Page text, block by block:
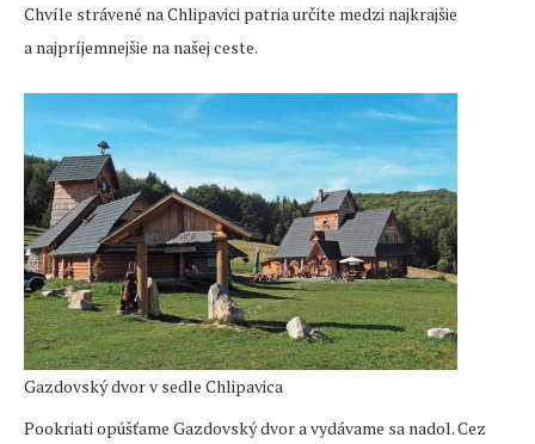
Chvíle strávené na Chlipavici patria určite medzi najkrajšie
a najpríjemnejšie na našej ceste.
Gazdovský dvor v sedle Chlipavica
Pookriati opúšťame Gazdovský dvor a vydávame sa nadol. Cez